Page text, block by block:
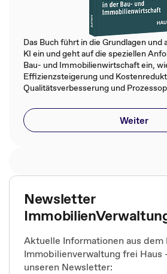
Das Buch führt in die Grundlagen und
KI ein und geht auf die speziellen
Bau- und Immobilienwirtschaft ein,
Effizienzsteigerung und
Qualitätsverbesserung und
Weiter
Newsletter
Aktuelle Informationen aus dem
Immobilienverwaltung frei Haus
unseren Newsletter: